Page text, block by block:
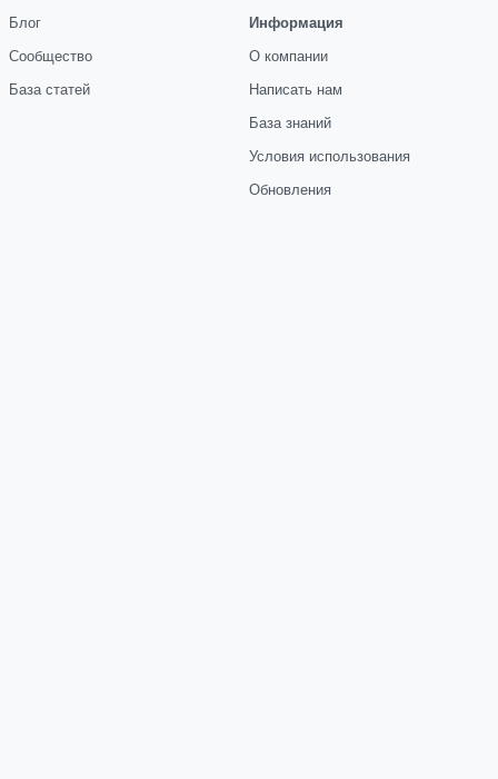
Блог
Сообщество
База статей
Информация
О компании
Написать нам
База знаний
Условия использования
Обновления